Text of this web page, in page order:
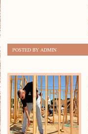
POSTED BY ADMIN